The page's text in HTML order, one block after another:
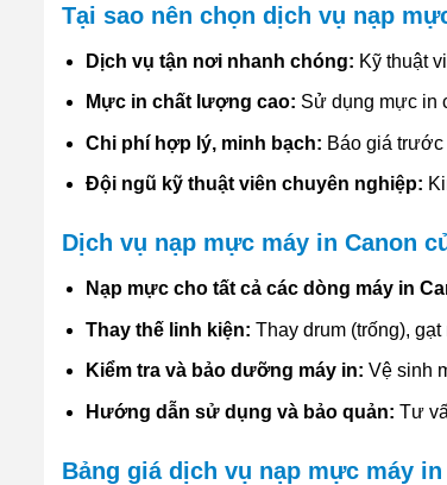
Tại sao nên chọn dịch vụ nạp
Dịch vụ tận nơi nhanh chóng: Kỹ thuật
Mực in chất lượng cao: Sử dụng mực in
Chi phí hợp lý, minh bạch: Báo giá
Đội ngũ kỹ thuật viên chuyên nghiệp:
Dịch vụ nạp mực máy in Canon
Nạp mực cho tất cả các dòng máy in
Thay thế linh kiện: Thay drum (trống),
Kiểm tra và bảo dưỡng máy in: Vệ sinh
Hướng dẫn sử dụng và bảo quản: Tư
Bảng giá dịch vụ nạp mực máy in